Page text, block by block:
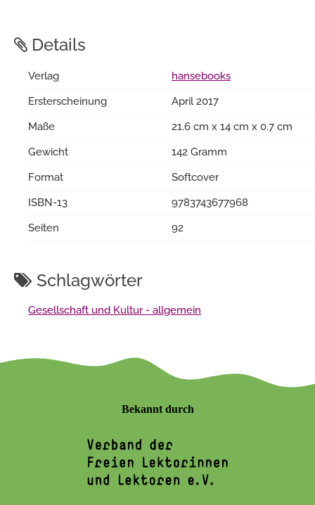
Details
Verlag
hansebooks
Ersterscheinung
April 2017
Maße
21.6 cm x 14 cm x 0.7 cm
Gewicht
142 Gramm
Format
Softcover
ISBN-13
9783743677968
Seiten
92
Schlagwörter
Gesellschaft und Kultur - allgemein
Bekannt durch